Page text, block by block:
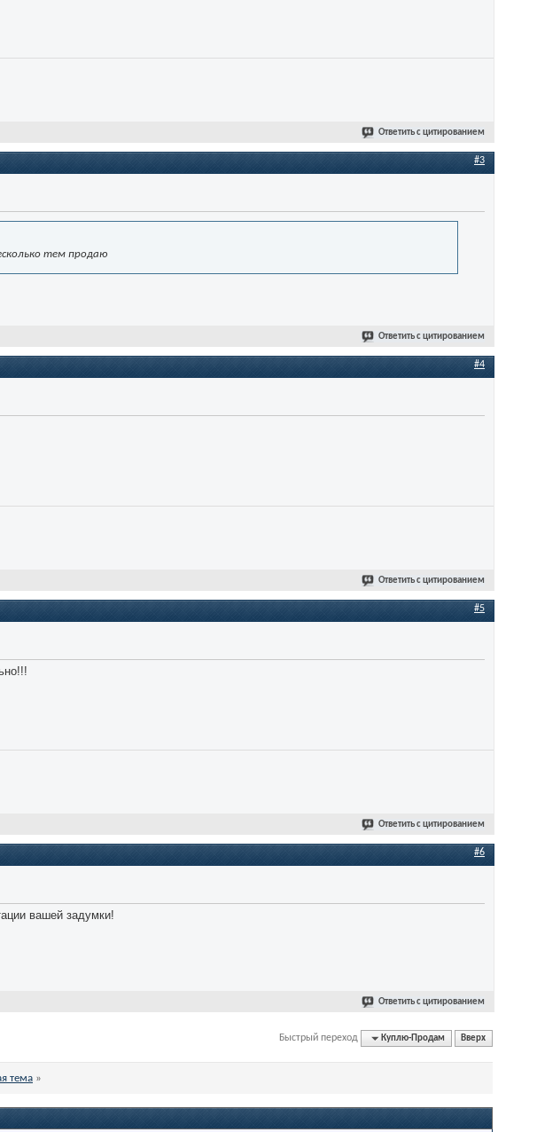
Ответить с цитированием
#3
тем продаю
Ответить с цитированием
#4
Ответить с цитированием
#5
Ответить с цитированием
#6
вашей задумки!
Ответить с цитированием
Быстрый переход Куплю-Продам Вверх
тема »